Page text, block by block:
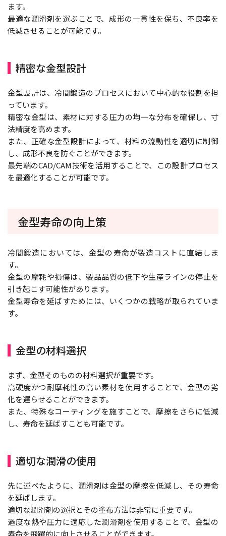
ます。
最適な潤滑剤を選ぶことで、成形の一貫性を保ち、不良率を
低減させることが可能です。
精密な金型設計
金型設計は、冷間鍛造のプロセスにおいて中心的な役割を担
っています。
精密な金型は、素材に対する圧力の均一な分布を確保し、寸
法精度を高めます。
また、正確な金型設計によって、材料の流動性を適切に制御
し、成形不良を防ぐことができます。
最先端のCAD/CAM技術を活用することで、この設計プロセス
を最適化することが可能です。
金型寿命の向上策
冷間鍛造においては、金型の寿命が製造コストに直結しま
す。
金型の摩耗や損傷は、製品品質の低下や生産ラインの停止を
引き起こす可能性があります。
金型寿命を延ばすためには、いくつかの戦略が取られていま
す。
金型の材料選択
まず、金型そのものの材料選択が重要です。
高硬度かつ耐摩耗性の高い素材を使用することで、金型の劣
化を遅らせることができます。
また、特殊なコーティングを施すことで、摩擦をさらに低減
し、寿命を延ばすことも可能です。
適切な潤滑の使用
先に述べたように、潤滑剤は金型の摩擦を低減し、その寿命
を延ばします。
適切な潤滑剤の選択とその塗布方法は非常に重要です。
過度な熱や圧力に適応した潤滑剤を使用することで、金型の
寿命を飛躍的に向上させることができます。